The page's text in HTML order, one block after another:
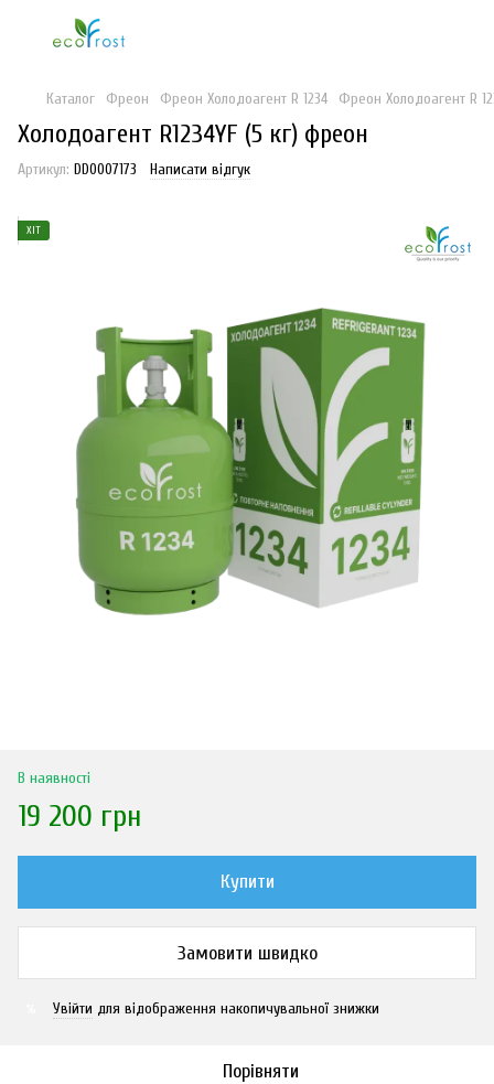
Каталог Фреон Фреон Холодоагент R 1234 Фреон Холодоагент R
Холодоагент R1234YF (5 кг) фреон
Артикул: DD0007173 Написати відгук
ХІТ
В наявності
19 200 грн
Купити
Замовити швидко
Увійти для відображення накопичувальної знижки
Порівняти